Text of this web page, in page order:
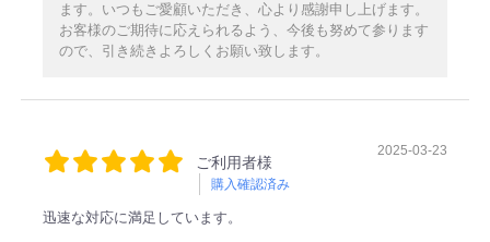
ます。いつもご愛顧いただき、心より感謝申し上げます。
お客様のご期待に応えられるよう、今後も努めて参ります
ので、引き続きよろしくお願い致します。
ご利用者様
購入確認済み
2025-03-23
迅速な対応に満足しています。